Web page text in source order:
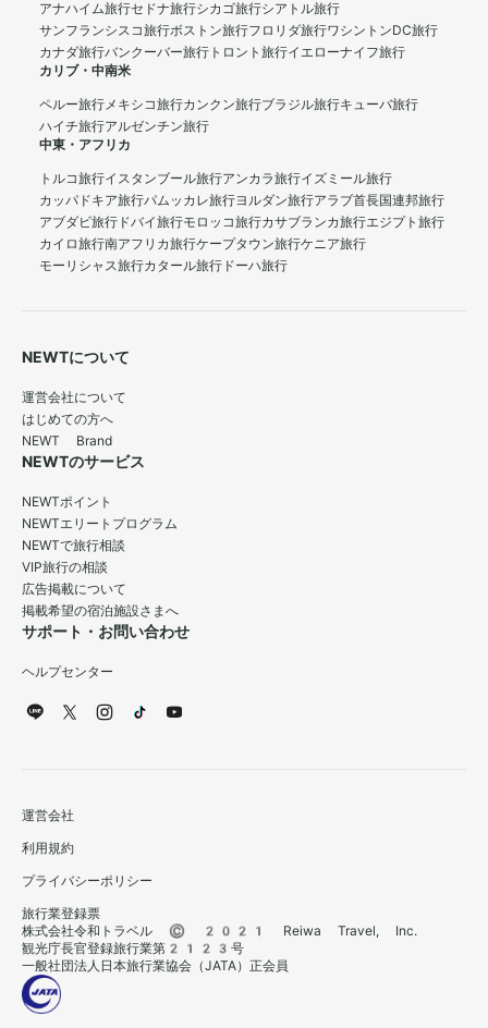
アナハイム旅行セドナ旅行シカゴ旅行シアトル旅行
サンフランシスコ旅行ボストン旅行フロリダ旅行ワシントンDC旅行
カナダ旅行バンクーバー旅行 トロント旅行イエローナイフ旅行
カリブ・中南米
ペルー旅行メキシコ旅行カンクン旅行ブラジル旅行キューバ旅行
ハイチ旅行アルゼンチン旅行
中東・アフリカ
トルコ旅行イスタンブール旅行アンカラ旅行イズミール旅行
カッパドキア旅行パムッカレ旅行ヨルダン旅行アラブ首長国連邦旅行
アブダビ旅行 ドバイ旅行モロッコ旅行カサブランカ旅行エジプト旅行
カイロ旅行南アフリカ旅行ケープタウン旅行ケニア旅行
モーリシャス旅行カタール旅行 ドーハ旅行
NEWTについて
運営会社について
はじめての方へ
NEWT Brand
NEWTのサービス
NEWTポイント
NEWTエリートプログラム
NEWTで旅行相談
VIP旅行の相談
広告掲載について
掲載希望の宿泊施設さまへ
サポート・お問い合わせ
ヘルプセンター
運営会社
利用規約
プライバシーポリシー
旅行業登録票
株式会社令和トラベル © 2021 Reiwa Travel, Inc.
観光庁長官登録旅行業第2123号
一般社団法人日本旅行業協会（JATA）正会員